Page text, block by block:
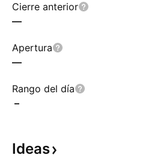
Cierre anterior
—
Apertura
—
Rango del día
–
Ideas